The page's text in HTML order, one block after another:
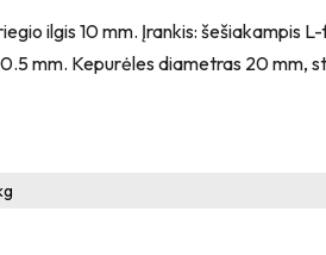
ilgis 10 mm. Įrankis:
mm. Kepurėles diametras 20 mm,